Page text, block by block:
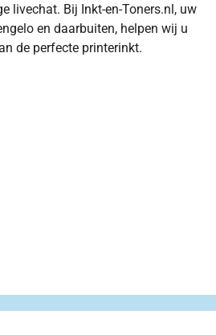
livechat. Bij Inkt-en-Toners.nl, uw
en daarbuiten, helpen wij u
de perfecte printerinkt.